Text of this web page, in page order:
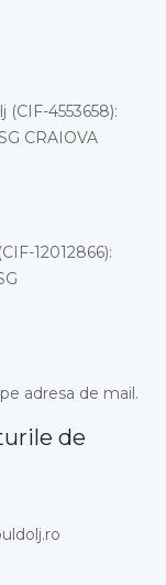
4553658):
CRAIOVA
12012866):
adresa de mail.
de